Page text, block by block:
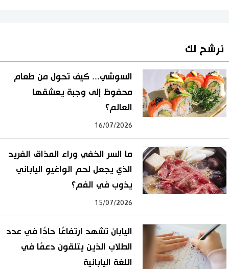
نرشح لك
السوشي... كيف تحول من طعام
محفوظ إلى وجبة يعشقها
العالم؟
16/07/2026
ما السر الخفي وراء المذاق الفريد
الذي يجعل لحم الواغيو الياباني
يذوب في الفم؟
15/07/2026
اليابان تشهد ارتفاعًا حادًا في عدد
الطلاب الذين يتلقون دعمًا في
اللغة اليابانية